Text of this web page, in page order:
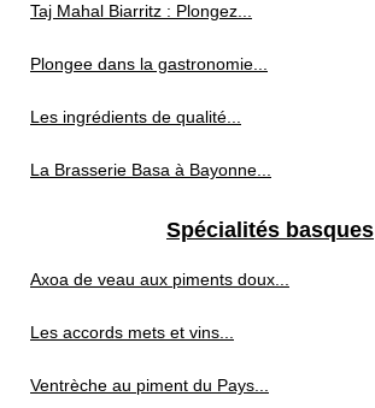
Taj Mahal Biarritz : Plongez...
Plongee dans la gastronomie...
Les ingrédients de qualité...
La Brasserie Basa à Bayonne...
Spécialités basques
Axoa de veau aux piments doux...
Les accords mets et vins...
Ventrèche au piment du Pays...